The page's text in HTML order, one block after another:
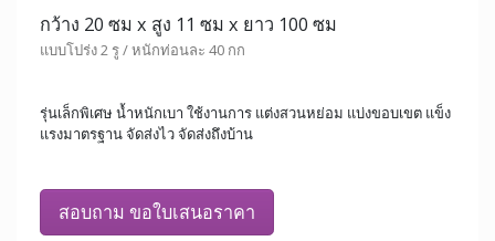
กว้าง 20 ซม x สูง 11 ซม x ยาว 100 ซม
แบบโปร่ง 2 รู / หนักท่อนละ 40 กก
รุ่นเล็กพิเศษ น้ำหนักเบา ใช้งานการ แต่งสวนหย่อม แบ่งขอบเขต แข็ง
แรงมาตรฐาน จัดส่งไว จัดส่งถึงบ้าน
สอบถาม ขอใบเสนอราคา